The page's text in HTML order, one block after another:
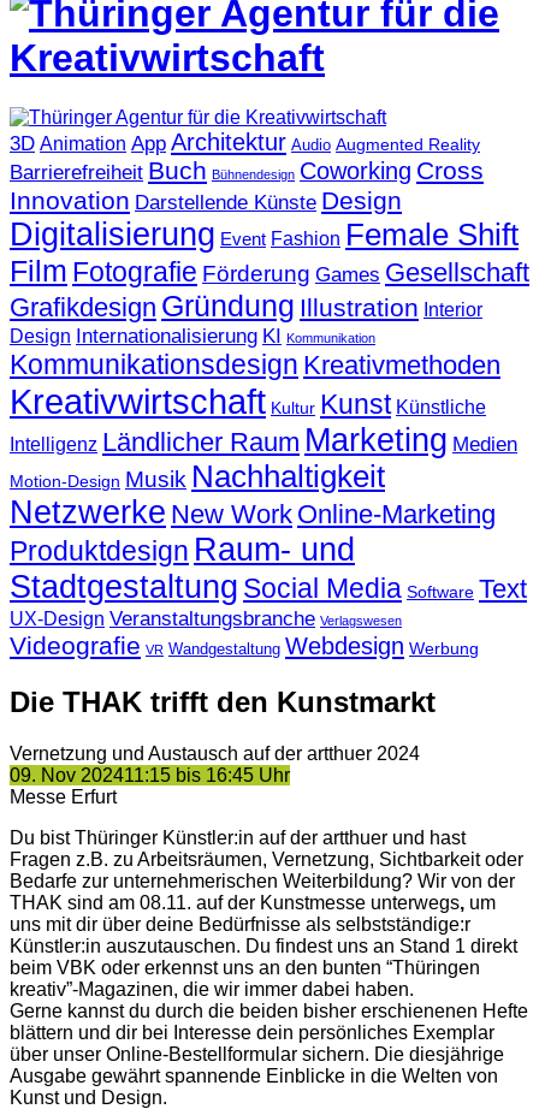
3D Animation App Architektur Audio Augmented Reality
Barrierefreiheit Buch Bühnendesign Coworking Cross
Innovation Darstellende Künste Design
Digitalisierung Event Fashion Female Shift
Film Fotografie Förderung Games Gesellschaft
Grafikdesign Gründung Illustration Interior
Design Internationalisierung KI Kommunikation
Kommunikationsdesign Kreativmethoden
Kreativwirtschaft Kultur Kunst Künstliche
Intelligenz Ländlicher Raum Marketing Medien
Motion-Design Musik Nachhaltigkeit
Netzwerke New Work Online-Marketing
Produktdesign Raum- und
Stadtgestaltung Social Media Software Text
UX-Design Veranstaltungsbranche Verlagswesen
Videografie VR Wandgestaltung Webdesign Werbung
Die THAK trifft den Kunstmarkt
Vernetzung und Austausch auf der artthuer 2024
09. Nov 202411:15 bis 16:45 Uhr
Messe Erfurt
Du bist Thüringer Künstler:in auf der artthuer und hast
Fragen z.B. zu Arbeitsräumen, Vernetzung, Sichtbarkeit oder
Bedarfe zur unternehmerischen Weiterbildung? Wir von der
THAK sind am 08.11. auf der Kunstmesse unterwegs, um
uns mit dir über deine Bedürfnisse als selbstständige:r
Künstler:in auszutauschen. Du findest uns an Stand 1 direkt
beim VBK oder erkennst uns an den bunten “Thüringen
kreativ”-Magazinen, die wir immer dabei haben.
Gerne kannst du durch die beiden bisher erschienenen Hefte
blättern und dir bei Interesse dein persönliches Exemplar
über unser Online-Bestellformular sichern. Die diesjährige
Ausgabe gewährt spannende Einblicke in die Welten von
Kunst und Design.